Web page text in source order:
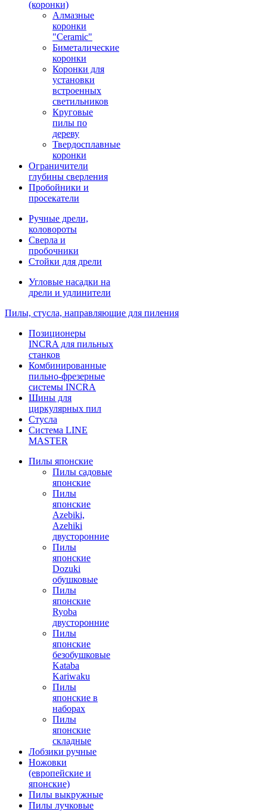
(коронки)
Алмазные
коронки
"Ceramic"
Биметалические
коронки
Коронки для
установки
встроенных
светильников
Круговые
пилы по
дереву
Твердосплавные
коронки
Ограничители
глубины сверления
Пробойники и
просекатели
Ручные дрели,
коловороты
Сверла и
пробочники
Стойки для дрели
Угловые насадки на
дрели и удлинители
Пилы, стусла, направляющие для пиления
Позиционеры
INCRA для пильных
станков
Комбинированные
пильно-фрезерные
системы INCRA
Шины для
циркулярных пил
Стусла
Система LINE
MASTER
Пилы японские
Пилы садовые
японские
Пилы
японские
Azebiki,
Azehiki
двусторонние
Пилы
японские
Dozuki
обушковые
Пилы
японские
Ryoba
двусторонние
Пилы
японские
безобушковые
Kataba
Kariwaku
Пилы
японские в
наборах
Пилы
японские
складные
Лобзики ручные
Ножовки
(европейские и
японские)
Пилы выкружные
Пилы лучковые